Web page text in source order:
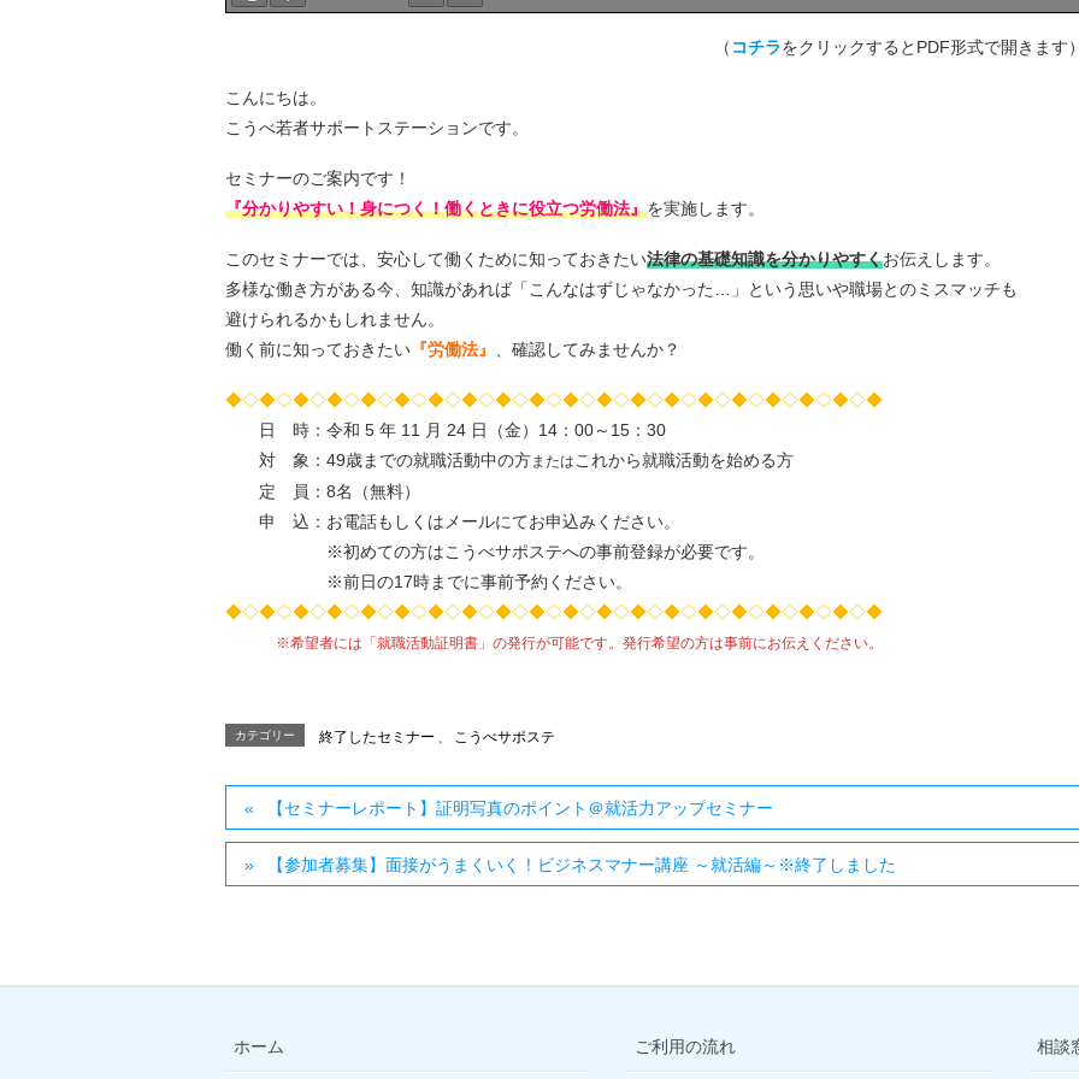
（ コチラをクリックするとPDF形式で開きます
こんにちは。
こうべ若者サポートステーションです。
セミナーのご案内です！
『分かりやすい！身につく！働くときに役立つ労働法』を実施します。
このセミナーでは、安心して働くために知っておきたい法律の基礎知識を分かりやすくお伝えします。
多様な働き方がある今、知識があれば「こんなはずじゃなかった…」という思いや職場とのミスマッチも
避けられるかもしれません。
働く前に知っておきたい 『労働法』 、確認してみませんか？
◆◇◆◇◆◇◆◇◆◇◆◇◆◇◆◇◆◇◆◇◆◇◆◇◆◇◆◇◆◇◆◇◆◇◆◇◆◇◆
日 時：令和 5 年 11 月 24 日（金）14：00～15：30
対 象：49歳までの就職活動中の方または これから就職活動を始める方
定 員：8名（無料）
申 込：お電話もしくはメールにてお申込みください。
※初めての方はこうべサポステへの事前登録が必要です。
※前日の17時までに事前予約ください。
◆◇◆◇◆◇◆◇◆◇◆◇◆◇◆◇◆◇◆◇◆◇◆◇◆◇◆◇◆◇◆◇◆◇◆◇◆◇◆
※希望者には「就職活動証明書」の発行が可能です。発行希望の方は事前にお伝えください。
カテゴリー 終了したセミナー 、 こうべサポステ
【セミナーレポート】証明写真のポイント＠就活力アップセミナー
【参加者募集】面接がうまくいく！ビジネスマナー講座 ～就活編～※終了しました
ホーム ご利用の流れ 相談